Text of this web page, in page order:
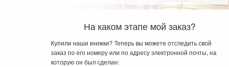
На каком этапе мой заказ?
Купили наши книжки? Теперь вы можете отследить свой
заказ по его номеру или по адресу электронной почты, на
которую он был сделан: